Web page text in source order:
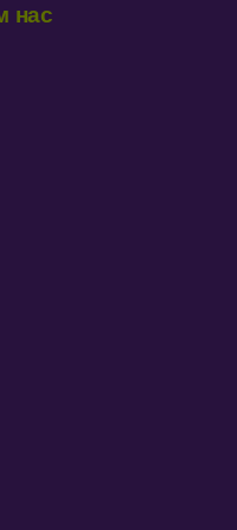
е, че при
така
различни
нас